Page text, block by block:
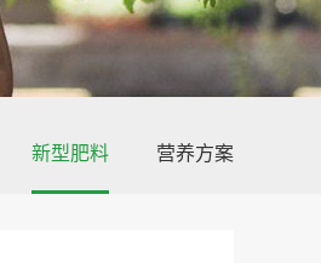
新型肥料 营养方案